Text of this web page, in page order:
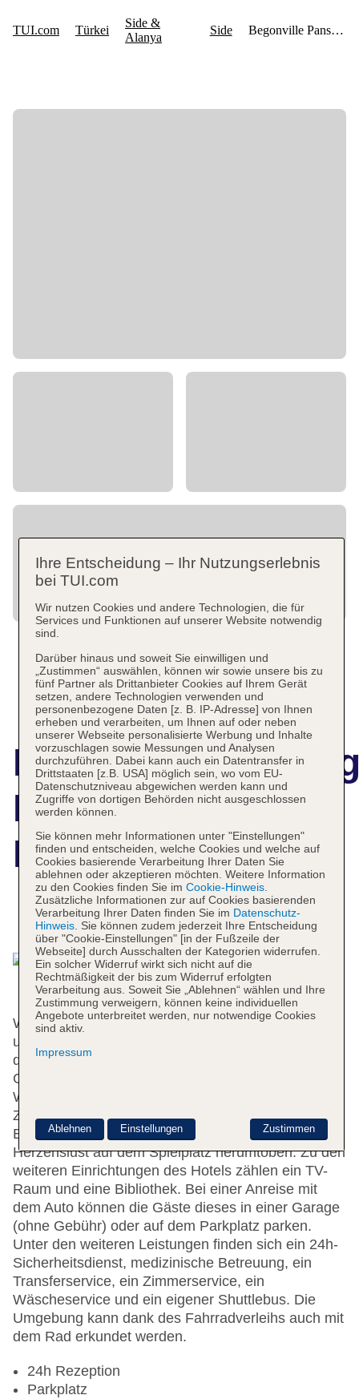
Begonville
Pansiyon
Das bietet Ihre Unterkunft
Wohlfühlen können sich die Gäste in einem Einzel-
und 19 Doppelzimmern. Die Rezeption ist rund um
die Uhr besetzt. Die Einrichtung umfasst eine
Gepäckaufbewahrung, einen Safe und eine
Wechselstube. Per WLAN erhalten die Gäste
Zugang zum Internet. Rollstuhlgerechte
Einrichtungen sind vorhanden. Kinder können nach
Herzenslust auf dem Spielplatz herumtoben. Zu den
weiteren Einrichtungen des Hotels zählen ein TV-
Raum und eine Bibliothek. Bei einer Anreise mit
dem Auto können die Gäste dieses in einer Garage
(ohne Gebühr) oder auf dem Parkplatz parken.
Unter den weiteren Leistungen finden sich ein 24h-
Sicherheitsdienst, medizinische Betreuung, ein
Transferservice, ein Zimmerservice, ein
Wäscheservice und ein eigener Shuttlebus. Die
Umgebung kann dank des Fahrradverleihs auch mit
dem Rad erkundet werden.
24h Rezeption
Parkplatz
Ihre Entscheidung – Ihr Nutzungserlebnis
bei TUI.com
Wir nutzen Cookies und andere Technologien, die für
Services und Funktionen auf unserer Website notwendig
sind.
Darüber hinaus und soweit Sie einwilligen und
„Zustimmen“ auswählen, können wir sowie unsere bis zu
fünf Partner als Drittanbieter Cookies auf Ihrem Gerät
setzen, andere Technologien verwenden und
personenbezogene Daten [z. B. IP-Adresse] von Ihnen
erheben und verarbeiten, um Ihnen auf oder neben
unserer Webseite personalisierte Werbung und Inhalte
vorzuschlagen sowie Messungen und Analysen
durchzuführen. Dabei kann auch ein Datentransfer in
Drittstaaten [z.B. USA] möglich sein, wo vom EU-
Datenschutzniveau abgewichen werden kann und
Zugriffe von dortigen Behörden nicht ausgeschlossen
werden können.
Sie können mehr Informationen unter "Einstellungen"
finden und entscheiden, welche Cookies und welche auf
Cookies basierende Verarbeitung Ihrer Daten Sie
ablehnen oder akzeptieren möchten. Weitere Information
zu den Cookies finden Sie im Cookie-Hinweis.
Zusätzliche Informationen zur auf Cookies basierenden
Verarbeitung Ihrer Daten finden Sie im Datenschutz-
Hinweis. Sie können zudem jederzeit Ihre Entscheidung
über "Cookie-Einstellungen" [in der Fußzeile der
Webseite] durch Ausschalten der Kategorien widerrufen.
Ein solcher Widerruf wirkt sich nicht auf die
Rechtmäßigkeit der bis zum Widerruf erfolgten
Verarbeitung aus. Soweit Sie „Ablehnen“ wählen und Ihre
Zustimmung verweigern, können keine individuellen
Angebote unterbreitet werden, nur notwendige Cookies
sind aktiv.
Impressum
Zustimmen
Ablehnen Einstellungen